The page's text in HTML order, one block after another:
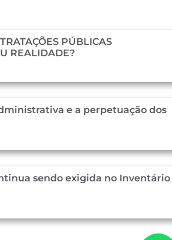
PÚBLICAS
REALIDADE?
e a perpetuação dos
sendo exigida no Inventário